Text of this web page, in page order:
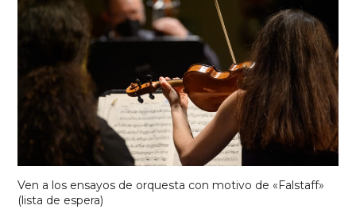
Ven a los ensayos de orquesta con motivo de «Falstaff»
(lista de espera)